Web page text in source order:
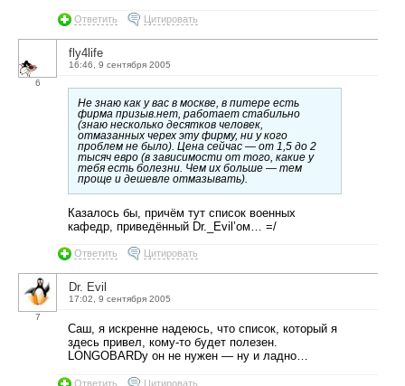
Ответить Цитировать
6
fly4life
16:46, 9 сентября 2005
Не знаю как у вас в москве, в питере есть
фирма призыв.нет, работает стабильно
(знаю несколько десятков человек,
отмазанных черех эту фирму, ни у кого
проблем не было). Цена сейчас — от 1,5 до 2
тысяч евро (в зависимости от того, какие у
тебя есть болезни. Чем их больше — тем
проще и дешевле отмазывать).
Казалось бы, причём тут список военных
кафедр, приведённый Dr._Evil’ом… =/
Ответить Цитировать
7
Dr. Evil
17:02, 9 сентября 2005
Саш, я искренне надеюсь, что список, который я
здесь привел, кому-то будет полезен.
LONGOBARDу он не нужен — ну и ладно…
Ответить Цитировать